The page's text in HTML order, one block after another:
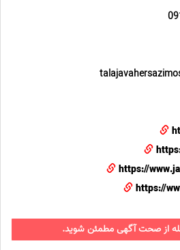
https://
https://
از صحت آگهی مطمئن شوید.